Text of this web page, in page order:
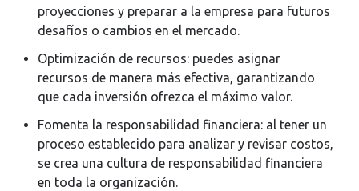
proyecciones y preparar a la empresa para futuros
desafíos o cambios en el mercado.
Optimización de recursos: puedes asignar
recursos de manera más efectiva, garantizando
que cada inversión ofrezca el máximo valor.
Fomenta la responsabilidad financiera: al tener un
proceso establecido para analizar y revisar costos,
se crea una cultura de responsabilidad financiera
en toda la organización.